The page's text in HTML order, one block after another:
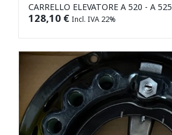
CARRELLO ELEVATORE A 520 - A 525
128,10 € Incl. IVA 22%